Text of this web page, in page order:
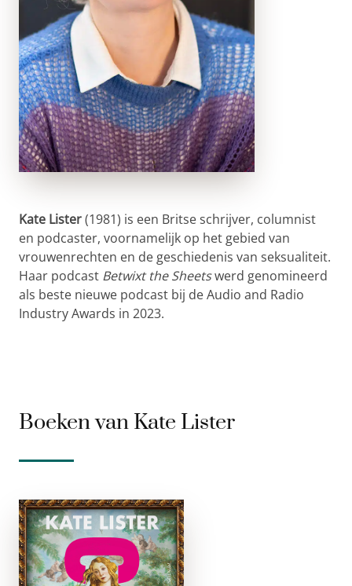
Kate Lister(1981) is een Britse schrijver, columnist
en podcaster, voornamelijk op het gebied van
vrouwenrechten en de geschiedenis van seksualiteit.
Haar podcast Betwixt the Sheetswerd genomineerd
als beste nieuwe podcast bij de Audio and Radio
Industry Awards in 2023.
Boeken van Kate Lister
Clit
paperback